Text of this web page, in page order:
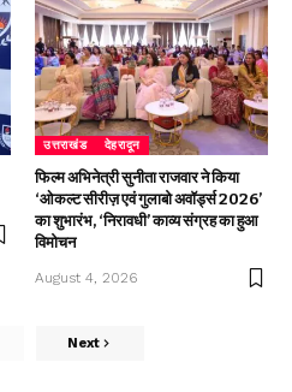
उत्तराखंड देहरादून
फिल्म अभिनेत्री सुनीता राजवार ने किया
‘ओकल्ट सीरीज़ एवं गुलाबो अवॉर्ड्स 2026’
का शुभारंभ, ‘निरावधी’ काव्य संग्रह का हुआ
विमोचन
August 4, 2026
Next